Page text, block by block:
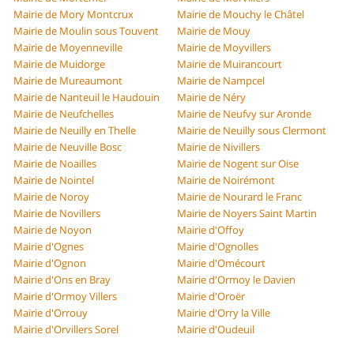
Mairie de Mory Montcrux
Mairie de Mouchy le Châtel
Mairie de Moulin sous Touvent
Mairie de Mouy
Mairie de Moyenneville
Mairie de Moyvillers
Mairie de Muidorge
Mairie de Muirancourt
Mairie de Mureaumont
Mairie de Nampcel
Mairie de Nanteuil le Haudouin
Mairie de Néry
Mairie de Neufchelles
Mairie de Neufvy sur Aronde
Mairie de Neuilly en Thelle
Mairie de Neuilly sous Clermont
Mairie de Neuville Bosc
Mairie de Nivillers
Mairie de Noailles
Mairie de Nogent sur Oise
Mairie de Nointel
Mairie de Noirémont
Mairie de Noroy
Mairie de Nourard le Franc
Mairie de Novillers
Mairie de Noyers Saint Martin
Mairie de Noyon
Mairie d'Offoy
Mairie d'Ognes
Mairie d'Ognolles
Mairie d'Ognon
Mairie d'Omécourt
Mairie d'Ons en Bray
Mairie d'Ormoy le Davien
Mairie d'Ormoy Villers
Mairie d'Oroër
Mairie d'Orrouy
Mairie d'Orry la Ville
Mairie d'Orvillers Sorel
Mairie d'Oudeuil